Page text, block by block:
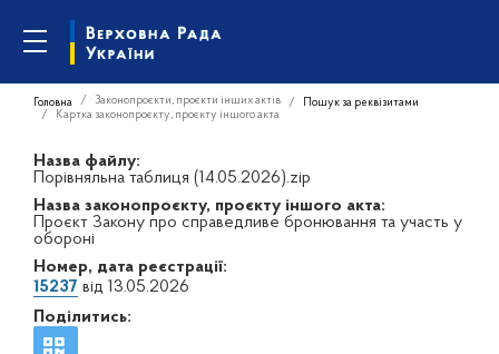
Головна Законопроєкти, проєкти інших актів
Пошук за реквізитами
Картка законопроєкту, проєкту іншого акта
Назва файлу:
Порівняльна таблиця (14.05.2026).zip
Назва законопроєкту, проєкту іншого акта:
Проєкт Закону про справедливе бронювання та участь у
обороні
Номер, дата реєстрації:
15237 від 13.05.2026
Поділитись: